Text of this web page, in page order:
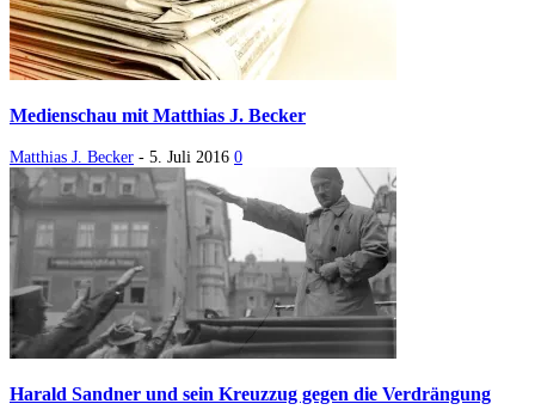
Medienschau mit Matthias J. Becker
Matthias J. Becker - 5. Juli 2016 0
Harald Sandner und sein Kreuzzug gegen die Verdrängung